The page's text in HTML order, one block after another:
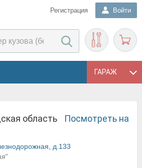
Регистрация Войти
ГАРАЖ
область
Посмотреть на
д.133